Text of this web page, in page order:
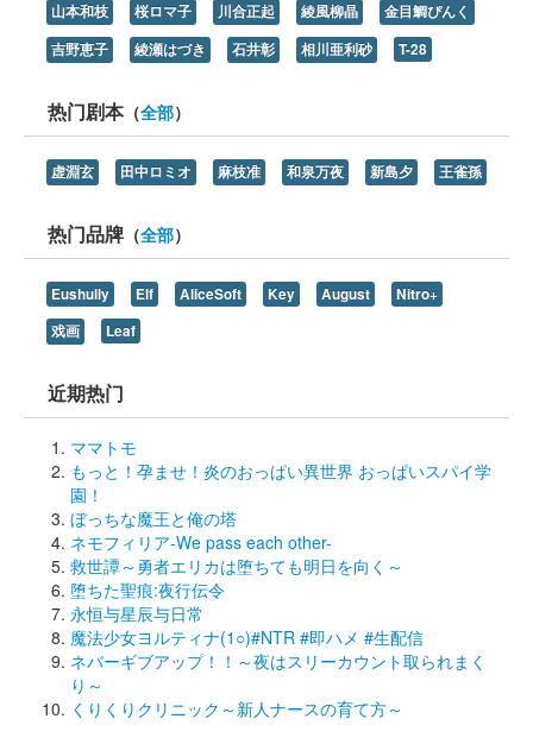
山本和枝 桜ロマ子 川合正起 綾風柳晶
金目鯛ぴんく
吉野恵子
綾瀬はづき 石井彰 相川亜利砂 T-28
热门剧本（全部）
虚淵玄 田中ロミオ 麻枝准 和泉万夜 新島夕 王雀孫
热门品牌 （全部）
Eushully Elf AliceSoft Key August
Nitro+
戏画
Leaf
近期热门
ママトモ
もっと！孕ませ！炎のおっぱい異世界 おっぱいスパイ学
園！
ぼっちな魔王と俺の塔
ネモフィリア-We pass each other-
救世譚～勇者エリカは堕ちても明日を向く～
堕ちた聖痕:夜行伝令
永恒与星辰与日常
魔法少女ヨルティナ(1○)#NTR #即ハメ #生配信
ネバーギブアップ！！～夜はスリーカウント取られまく
り～
くりくりクリニック～新人ナースの育て方～